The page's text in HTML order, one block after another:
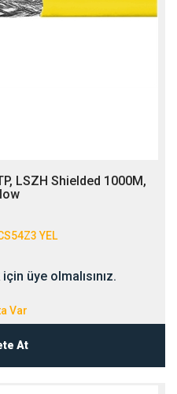
LSZH Shielded 1000M,
YEL
üye olmalısınız.
Var
At